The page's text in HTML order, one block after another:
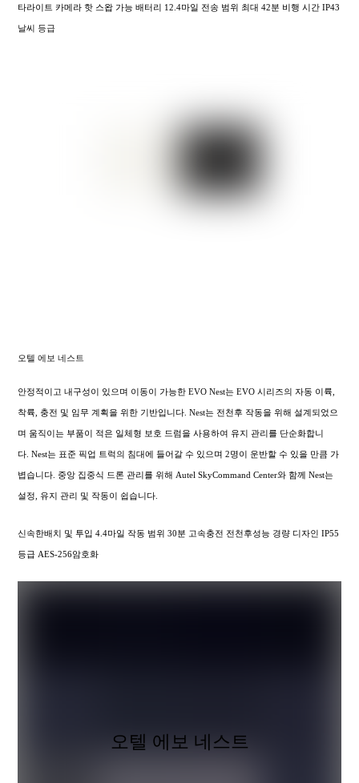
타라이트 카메라 핫 스왑 가능 배터리 12.4마일 전송 범위 최대 42분 비행 시간 IP43
날씨 등급
오텔 에보 네스트
안정적이고 내구성이 있으며 이동이 가능한 EVO Nest는 EVO 시리즈의 자동 이륙,
착륙, 충전 및 임무 계획을 위한 기반입니다. Nest는 전천후 작동을 위해 설계되었으
며 움직이는 부품이 적은 일체형 보호 드럼을 사용하여 유지 관리를 단순화합니
다. Nest는 표준 픽업 트럭의 침대에 들어갈 수 있으며 2명이 운반할 수 있을 만큼 가
볍습니다. 중앙 집중식 드론 관리를 위해 Autel SkyCommand Center와 함께 Nest는
설정, 유지 관리 및 작동이 쉽습니다.
신속한배치 및 투입 4.4마일 작동 범위 30분 고속충전 전천후성능 경량 디자인 IP55
등급 AES-256암호화
오텔 에보 네스트